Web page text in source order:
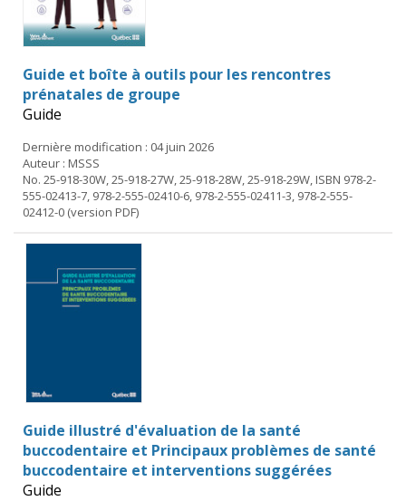
Guide et boîte à outils pour les rencontres
prénatales de groupe
Guide
Dernière modification : 04 juin 2026
Auteur : MSSS
No. 25-918-30W, 25-918-27W, 25-918-28W, 25-918-29W, ISBN 978-2-
555-02413-7, 978-2-555-02410-6, 978-2-555-02411-3, 978-2-555-
02412-0 (version PDF)
Guide illustré d'évaluation de la santé
buccodentaire et Principaux problèmes de santé
buccodentaire et interventions suggérées
Guide